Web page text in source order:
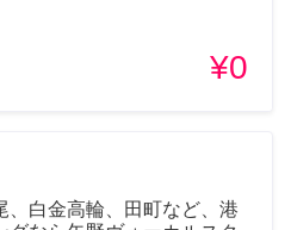
¥0
、白金高輪、田町など、港